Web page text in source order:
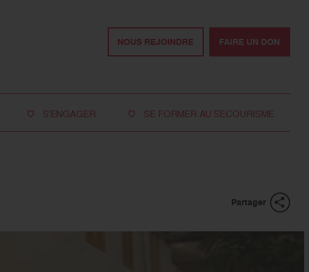
NOUS REJOINDRE FAIRE UN DON
S'ENGAGER
SE FORMER AU SECOURISME
Partager